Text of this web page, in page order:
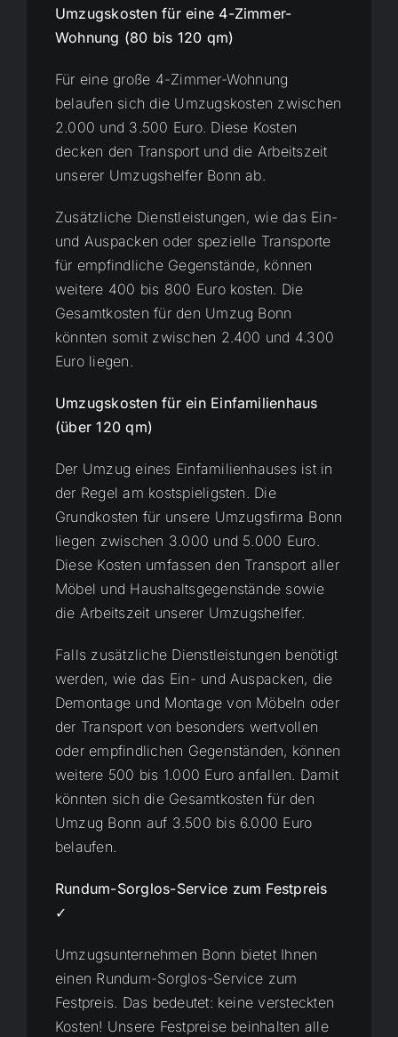
Umzugskosten für eine 4-Zimmer-
Wohnung (80 bis 120 qm)
Für eine große 4-Zimmer-Wohnung
belaufen sich die Umzugskosten zwischen
2.000 und 3.500 Euro. Diese Kosten
decken den Transport und die Arbeitszeit
unserer Umzugshelfer Bonn ab.
Zusätzliche Dienstleistungen, wie das Ein-
und Auspacken oder spezielle Transporte
für empfindliche Gegenstände, können
weitere 400 bis 800 Euro kosten. Die
Gesamtkosten für den Umzug Bonn
könnten somit zwischen 2.400 und 4.300
Euro liegen.
Umzugskosten für ein Einfamilienhaus
(über 120 qm)
Der Umzug eines Einfamilienhauses ist in
der Regel am kostspieligsten. Die
Grundkosten für unsere Umzugsfirma Bonn
liegen zwischen 3.000 und 5.000 Euro.
Diese Kosten umfassen den Transport aller
Möbel und Haushaltsgegenstände sowie
die Arbeitszeit unserer Umzugshelfer.
Falls zusätzliche Dienstleistungen benötigt
werden, wie das Ein- und Auspacken, die
Demontage und Montage von Möbeln oder
der Transport von besonders wertvollen
oder empfindlichen Gegenständen, können
weitere 500 bis 1.000 Euro anfallen. Damit
könnten sich die Gesamtkosten für den
Umzug Bonn auf 3.500 bis 6.000 Euro
belaufen.
Rundum-Sorglos-Service zum Festpreis
✓
Umzugsunternehmen Bonn bietet Ihnen
einen Rundum-Sorglos-Service zum
Festpreis. Das bedeutet: keine versteckten
Kosten! Unsere Festpreise beinhalten alle